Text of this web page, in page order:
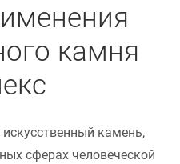
камня
камень,
сферах человеческой